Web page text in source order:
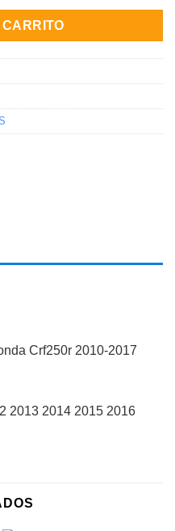
Crf250r 2010-2017
2013 2014 2015 2016